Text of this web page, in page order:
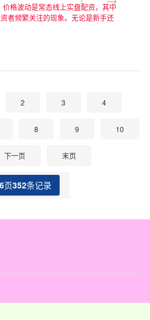
价格波动是常态线上实盘配资，其中
资者频繁关注的现象。无论是新手还
都可能面临股价短期下跌的困扰：是
势反转？是该加仓还是止损？本文将
、核心成因分析及科学应对策略三个
、股票回调的常见趋势特征 股票回
2 3 4
8 9 10
下一页 末页
页352条记录